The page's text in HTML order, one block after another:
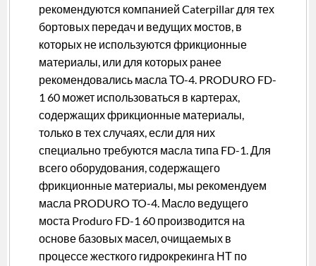
рекомендуются компанией Caterpillar для тех
бортовых передач и ведущих мостов, в
которых не используются фрикционные
материалы, или для которых ранее
рекомендовались масла ТО-4. PRODURO FD-
1 60 может использоваться в картерах,
содержащих фрикционные материалы,
только в тех случаях, если для них
специально требуются масла типа FD-1. Для
всего оборудования, содержащего
фрикционные материалы, мы рекомендуем
масла PRODURO TO-4. Масло ведущего
моста Produro FD-1 60 производится на
основе базовых масел, очищаемых в
процессе жесткого гидрокрекинга НТ по